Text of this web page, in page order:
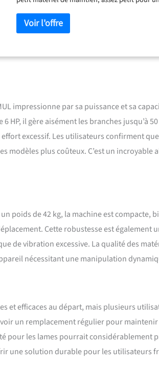
le travail. Tous les déchets de jardin verts,
germination, ils vont déchiqueter et pailler
mm de tout bois fraîchement coupé.
dans son design intelligent, moteur monté
(GB2100107.8)/International (PCT/IB2021/
fait tout.
impressionne par sa puissance et sa
HP, il gère aisément les branches jusqu’à
excessif. Les utilisateurs confirment
modèles plus coûteux. C’est un
un poids de 42 kg, la machine est
Cette robustesse est également
de vibration excessive. La qualité des
nécessitant une manipulation
et efficaces au départ, mais plusieurs
un remplacement régulier pour
pour les lames pourrait considérablement
une solution durable pour les utilisateurs